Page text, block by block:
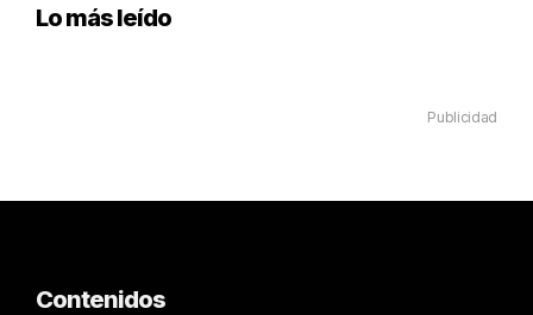
Lo más leído
Publicidad
Contenidos